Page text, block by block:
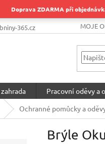
Doprava ZDARMA při
365.cz MOJE
Pracovní oděvy a
Ochranné pomůcky a
Brýle